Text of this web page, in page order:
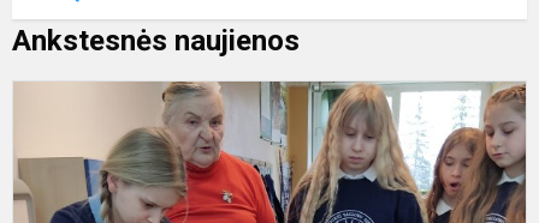
Ankstesnės naujienos